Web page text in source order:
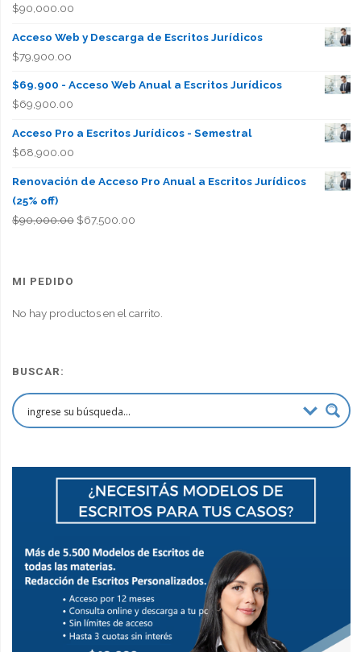
$90,000.00
Acceso Web y Descarga de Escritos Jurídicos
$79,900.00
$69.900 - Acceso Web Anual a Escritos Jurídicos
$69,900.00
Acceso Pro a Escritos Jurídicos - Semestral
$68,900.00
Renovación de Acceso Pro Anual a Escritos Jurídicos
(25% off)
$90,000.00 El
$67,500.00El
MI PEDIDO
No hay productos en el carrito.
BUSCAR: